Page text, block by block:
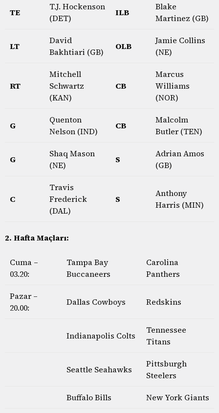
TE
T.J. Hockenson
(DET)
ILB
Blake
Martinez (GB)
LT
David
Bakhtiari (GB)
OLB
Jamie Collins
(NE)
RT
Mitchell
Schwartz
(KAN)
CB
Marcus
Williams
(NOR)
G
Quenton
Nelson (IND)
CB
Malcolm
Butler (TEN)
G
Shaq Mason
(NE)
S
Adrian Amos
(GB)
C
Travis
Frederick
(DAL)
S
Anthony
Harris (MIN)
2. Hafta Maçları:
Cuma –
03.20:
Tampa Bay
Buccaneers
Carolina
Panthers
Pazar –
20.00:
Dallas Cowboys Redskins
Indianapolis Colts
Tennessee
Titans
Seattle Seahawks
Pittsburgh
Steelers
Buffalo Bills New York Giants